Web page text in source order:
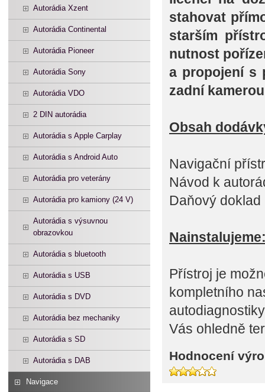
Autorádia Xzent
Autorádia Continental
Autorádia Pioneer
Autorádia Sony
Autorádia VDO
2 DIN autorádia
Autorádia s Apple Carplay
Autorádia s Android Auto
Autorádia pro veterány
Autorádia pro kamiony (24 V)
Autorádia s výsuvnou
obrazovkou
Autorádia s bluetooth
Autorádia s USB
Autorádia s DVD
Autorádia bez mechaniky
Autorádia s SD
Autorádia s DAB
Navigace
stahovat
starším
nutnost
a propojení s
zadní kamerou
Obsah
Navigační
Návod k
Daňový doklad
Přístroj je
kompletního
Vás ohledně
Hodnocení